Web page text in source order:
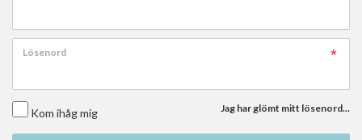
Lösenord
Kom ihåg mig Jag har glömt mitt lösenord...